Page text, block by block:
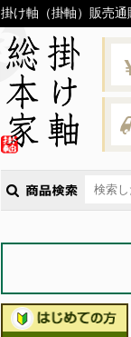
掛け軸（掛軸）販売通